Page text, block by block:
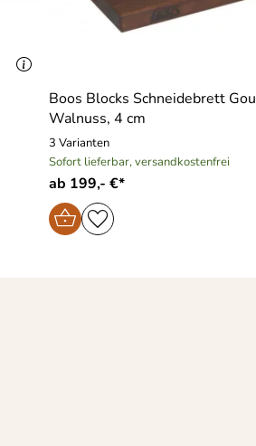
Boos Blocks Schneidebrett
Walnuss, 4 cm
3 Varianten
Sofort lieferbar, versandkostenfrei
ab 199,- €*